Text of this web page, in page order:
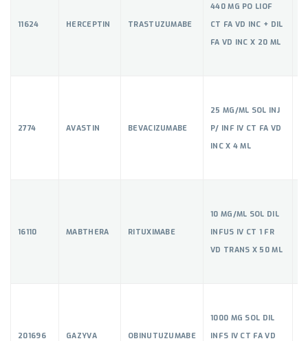
11624 HERCEPTIN TRASTUZUMABE
440 MG PO LIOF
CT FA VD INC + DIL
FA VD INC X 20 ML
2774 AVASTIN BEVACIZUMABE
25 MG/ML SOL INJ
P/ INF IV CT FA VD
INC X 4 ML
16110 MABTHERA RITUXIMABE
10 MG/ML SOL DIL
INFUS IV CT 1 FR
VD TRANS X 50 ML
201696 GAZYVA OBINUTUZUMABE
1000 MG SOL DIL
INFS IV CT FA VD